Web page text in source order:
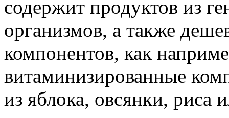
содержит продуктов из
организмов, а также
компонентов, как
витаминизированные
из яблока, овсянки, риса